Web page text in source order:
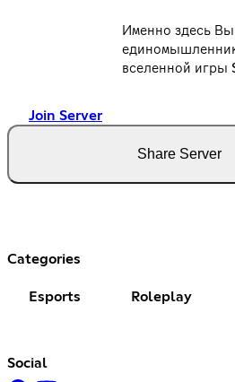
Именно здесь
вселенной игры
Join Server
Share Server
Categories
Esports Roleplay
Social